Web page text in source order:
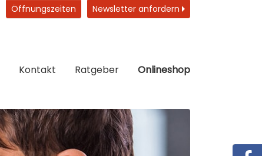
Öffnungszeiten Newsletter anfordern
Kontakt Ratgeber Onlineshop